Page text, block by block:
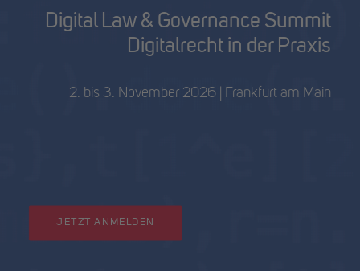
Partner werden
Newsletter
Archiv
Digital Law & Governance Summit
Digitalrecht in der Praxis
2. bis 3. November 2026 | Frankfurt am Main
JETZT ANMELDEN